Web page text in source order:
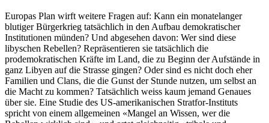
Europas Plan wirft weitere Fragen auf: Kann ein monatelanger
blutiger Bürgerkrieg tatsächlich in den Aufbau demokratischer
Institutionen münden? Und abgesehen davon: Wer sind diese
libyschen Rebellen? Repräsentieren sie tatsächlich die
prodemokratischen Kräfte im Land, die zu Beginn der Aufstände in
ganz Libyen auf die Strasse gingen? Oder sind es nicht doch eher
Familien und Clans, die die Gunst der Stunde nutzen, um selbst an
die Macht zu kommen? Tatsächlich weiss kaum jemand Genaues
über sie. Eine Studie des US-amerikanischen Stratfor-Instituts
spricht von einem allgemeinen «Mangel an Wissen, wer die